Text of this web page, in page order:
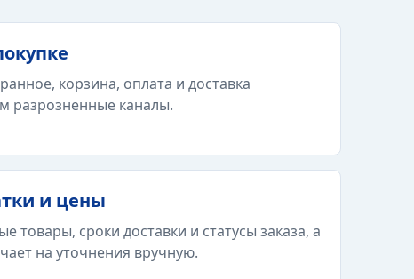
корзина, оплата и доставка
разрозненные каналы.
и цены
товары, сроки доставки и статусы заказа, а
на уточнения вручную.